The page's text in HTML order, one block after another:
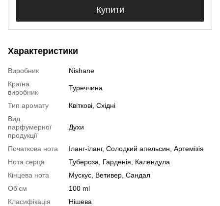
Купити
Характеристики
Виробник
Nishane
Країна
виробник
Туреччина
Тип аромату
Квіткові, Східні
Вид
парфумерної
продукції
Духи
Початкова нота
Іланг-іланг, Солодкий апельсин, Артемізія
Нота серця
Тубероза, Гарденія, Календула
Кінцева нота
Мускус, Ветивер, Сандал
Об'єм
100 ml
Класифікація
Нішева